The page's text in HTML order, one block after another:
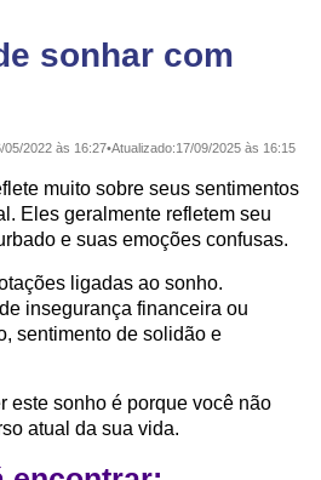
sonhar com
05/2022 às 16:27•Atualizado:17/09/2025 às 16:15
muito sobre seus sentimentos
Eles geralmente refletem seu
e suas emoções confusas.
ligadas ao sonho.
insegurança financeira ou
sentimento de solidão e
este sonho é porque você não
atual da sua vida.